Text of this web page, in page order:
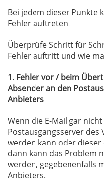
Bei jedem dieser Punkte
Fehler auftreten.
Überprüfe Schritt für
Fehler auftritt und wie
1. Fehler vor / beim
Absender an den
Anbieters
Wenn die E-Mail gar
Postausgangsserver
werden kann oder
dann kann das Problem
werden, gegebenenfalls
Anbieters.